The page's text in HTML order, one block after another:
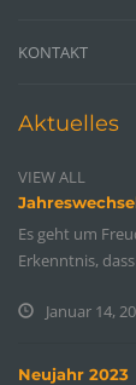
KONTAKT
Aktuelles
VIEW ALL
Es geht um
Erkenntnis,
Januar 14,
Neujahr 2023